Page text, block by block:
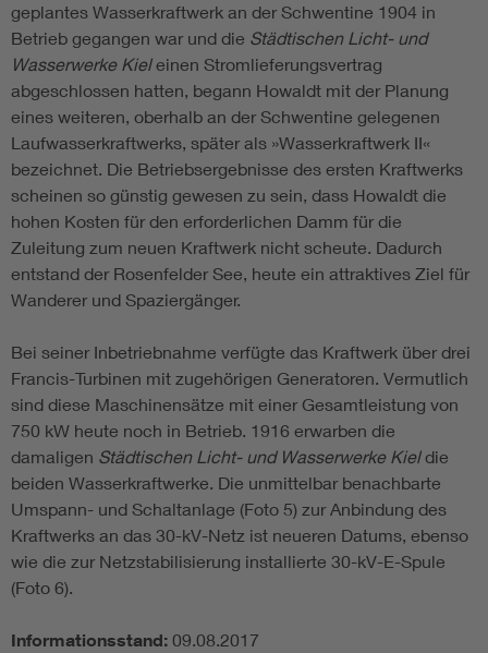
geplantes Wasserkraftwerk an der Schwentine 1904 in
Betrieb gegangen war und die Städtischen Licht- und
Wasserwerke Kieleinen Stromlieferungsvertrag
abgeschlossen hatten, begann Howaldt mit der Planung
eines weiteren, oberhalb an der Schwentine gelegenen
Laufwasserkraftwerks, später als »Wasserkraftwerk II«
bezeichnet. Die Betriebsergebnisse des ersten Kraftwerks
scheinen so günstig gewesen zu sein, dass Howaldt die
hohen Kosten für den erforderlichen Damm für die
Zuleitung zum neuen Kraftwerk nicht scheute. Dadurch
entstand der Rosenfelder See, heute ein attraktives Ziel für
Wanderer und Spaziergänger.
Bei seiner Inbetriebnahme verfügte das Kraftwerk über drei
Francis-Turbinen mit zugehörigen Generatoren. Vermutlich
sind diese Maschinensätze mit einer Gesamtleistung von
750 kW heute noch in Betrieb. 1916 erwarben die
damaligen Städtischen Licht- und Wasserwerke Kieldie
beiden Wasserkraftwerke. Die unmittelbar benachbarte
Umspann- und Schaltanlage (Foto 5) zur Anbindung des
Kraftwerks an das 30-kV-Netz ist neueren Datums, ebenso
wie die zur Netzstabilisierung installierte 30-kV-E-Spule
(Foto 6).
Informationsstand: 09.08.2017